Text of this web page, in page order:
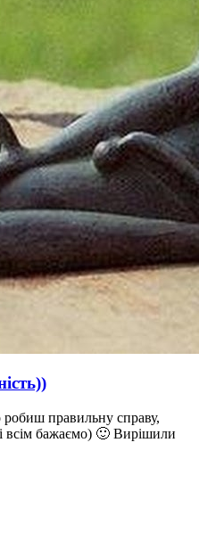
правильну справу,
всім бажаємо) 🙂 Вирішили